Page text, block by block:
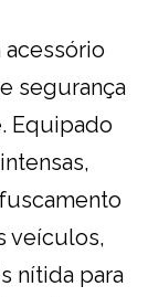
segurança
Equipado
veículos,
nítida para